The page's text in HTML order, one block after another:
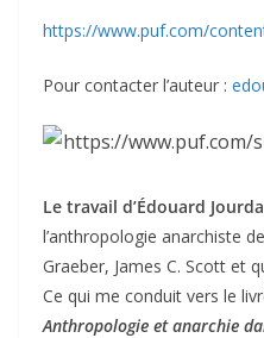
https://www.puf.com/
Pour contacter l’auteur :
Le travail d’Édouard
l’anthropologie anarchiste
Graeber, James C. Scott et
Ce qui me conduit vers le
Anthropologie et anarchie